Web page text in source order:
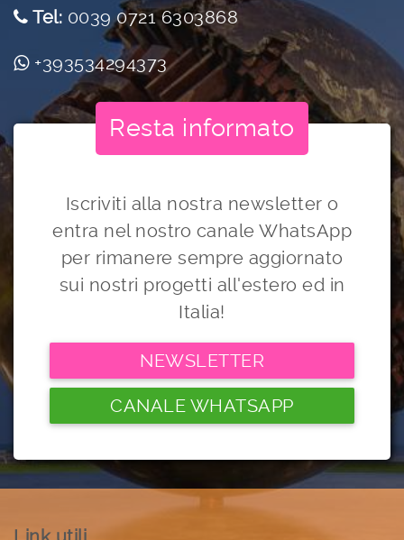
Tel: 0039 0721 6303868
+393534294373
Resta informato
Iscriviti alla nostra newsletter o
entra nel nostro canale WhatsApp
per rimanere sempre aggiornato
sui nostri progetti all'estero ed in
Italia!
NEWSLETTER
CANALE WHATSAPP